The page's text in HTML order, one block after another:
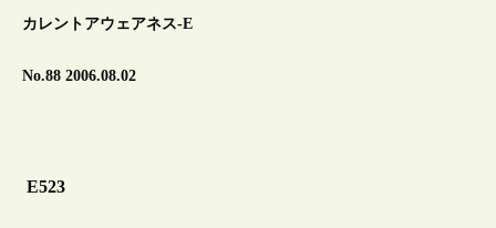
カレントアウェアネス-E
No.88 2006.08.02
E523